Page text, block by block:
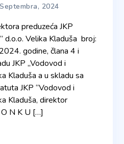
2024
preduzeća JKP
d.o.o. Velika Kladuša broj:
godine, člana 4 i
JKP „Vodovod i
Kladuša a u skladu sa
JKP “Vodovod i
Kladuša, direktor
N K U […]